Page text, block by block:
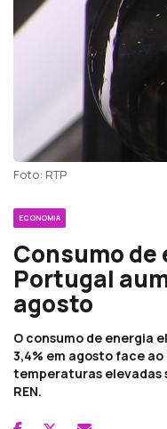
Foto: RTP
ECONOMIA
Consumo
Portugal
agosto
O consumo de energia
3,4% em agosto face
temperaturas elevadas
REN.